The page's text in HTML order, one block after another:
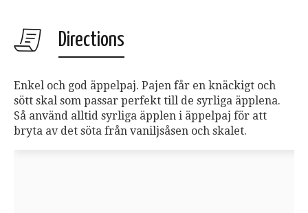
Directions
Enkel och god äppelpaj. Pajen får en knäckigt och
sött skal som passar perfekt till de syrliga äpplena.
Så använd alltid syrliga äpplen i äppelpaj för att
bryta av det söta från vaniljsåsen och skalet.